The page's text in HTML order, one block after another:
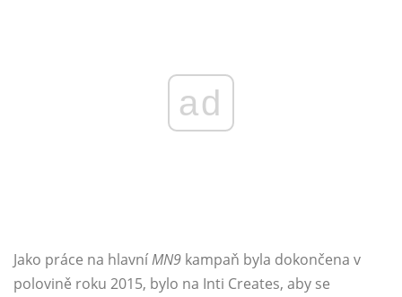
ad
Jako práce na hlavníMN9 kampaň byla dokončena v
polovině roku 2015, bylo na Inti Creates, aby se